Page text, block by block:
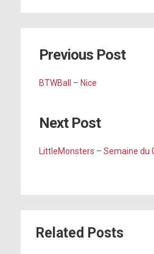
Previous Post
BTWBall – Nice
Next Post
LittleMonsters – Semaine
Related Posts